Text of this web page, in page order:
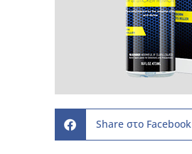
Share στο Facebook